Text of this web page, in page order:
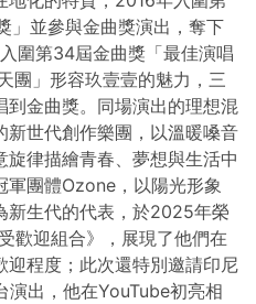
」並參與金曲獎演出，奪下
圍第34屆金曲獎「最佳演唱
團」形容玖壹壹的魅力，三
到金曲獎。同場演出的理想混
世代創作樂團，以溫暖嗓音
律描繪青春、夢想與生活中
軍團體Ozone，以陽光形象
新生代的代表，於2025年榮
歡迎組合》，展現了他們在
迎程度；此次還特別邀請印尼
出，他在YouTube初亮相